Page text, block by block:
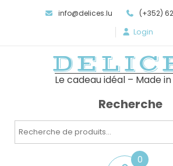
info@delices.lu (+352)
Login
Le cadeau idéal – Made
Recherche
Recherche
0